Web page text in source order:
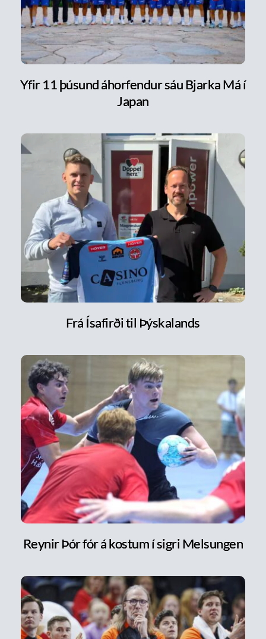
Yfir 11 þúsund áhorfendur sáu Bjarka Má í
Japan
Frá Ísafirði til Þýskalands
Reynir Þór fór á kostum í sigri Melsungen